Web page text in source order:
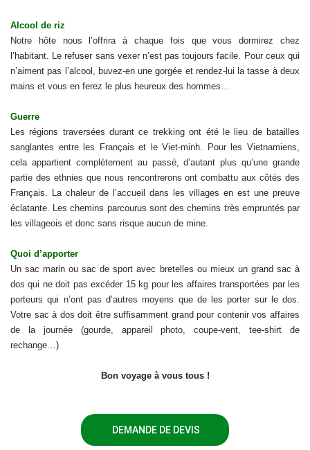
Alcool de riz
Notre hôte nous l’offrira à chaque fois que vous dormirez chez
l’habitant. Le refuser sans vexer n’est pas toujours facile. Pour ceux qui
n’aiment pas l’alcool, buvez-en une gorgée et rendez-lui la tasse à deux
mains et vous en ferez le plus heureux des hommes…
Guerre
Les régions traversées durant ce trekking ont été le lieu de batailles
sanglantes entre les Français et le Viet-minh. Pour les Vietnamiens,
cela appartient complètement au passé, d’autant plus qu’une grande
partie des ethnies que nous rencontrerons ont combattu aux côtés des
Français. La chaleur de l’accueil dans les villages en est une preuve
éclatante. Les chemins parcourus sont des chemins très empruntés par
les villageois et donc sans risque aucun de mine.
Quoi d’apporter
Un sac marin ou sac de sport avec bretelles ou mieux un grand sac à
dos qui ne doit pas excéder 15 kg pour les affaires transportées par les
porteurs qui n’ont pas d’autres moyens que de les porter sur le dos.
Votre sac à dos doit être suffisamment grand pour contenir vos affaires
de la journée (gourde, appareil photo, coupe-vent, tee-shirt de
rechange…)
Bon voyage à vous tous !
DEMANDE DE DEVIS